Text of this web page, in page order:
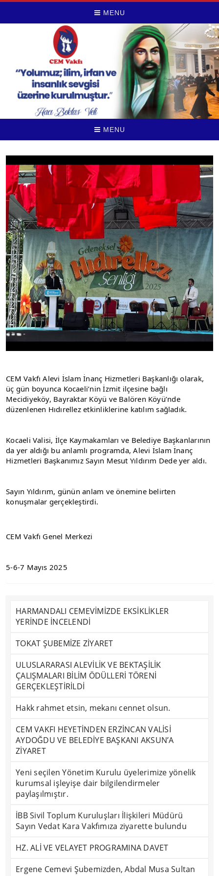
MENU
MENU
CEM Vakfı Alevi İslam İnanç Hizmetleri Başkanlığı olarak,
üç gün boyunca Kocaeli’nin İzmit ilçesine bağlı
Mecidiyeköy, Bayraktar Köyü ve Balören Köyü’nde
düzenlenen Hıdırellez etkinliklerine katılım sağladık.
Kocaeli Valisi, İlçe Kaymakamları ve Belediye Başkanlarının
da yer aldığı bu anlamlı programda, Alevi İslam İnanç
Hizmetleri Başkanımız Sayın Mesut Yıldırım Dede yer aldı.
Sayın Yıldırım, günün anlam ve önemine belirten
konuşmalar gerçekleştirdi.
CEM Vakfı Genel Merkezi
5-6-7 Mayıs 2025
HARMANDALI CEMEVİMİZDE EKSİKLİKLER
YERİNDE İNCELENDİ
TOKAT ŞUBEMİZE ZİYARET
ULUSLARARASI ALEVİLİK VE BEKTAŞİLİK
ÇALIŞMALARI BİLİM ÖDÜLLERİ TÖRENİ
GERÇEKLEŞTİRİLDİ
Hakk rahmet etsin, mekanı cennet olsun.
CEM VAKFI HEYETİNDEN ERZİNCAN VALİSİ
AYDOĞDU VE BELEDİYE BAŞKANI AKSUN’A
ZİYARET
Yeni seçilen Yönetim Kurulu üyelerimize yönelik
kurumsal işleyişe dair bilgilendirmeler
paylaşılmıştır.
İBB Sivil Toplum Kuruluşları İlişkileri Müdürü
Sayın Vedat Kara Vakfımıza ziyarette bulundu
HZ. ALİ VE VELAYET PROGRAMINA DAVET
Ergene Cemevi Şubemizden, Abdal Musa Sultan